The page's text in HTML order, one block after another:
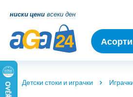
ниски цени всеки ден
Детски стоки и играчки